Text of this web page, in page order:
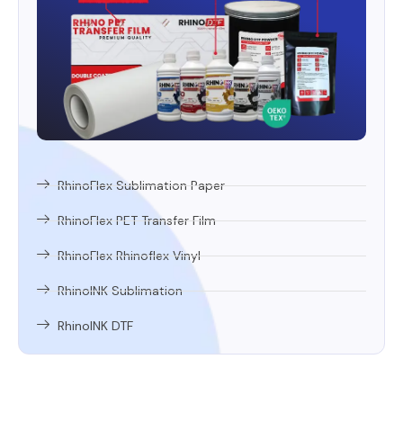
RhinoFlex Sublimation Paper
RhinoFlex PET Transfer Film
RhinoFlex Rhinoflex Vinyl
RhinoINK Sublimation
RhinoINK DTF